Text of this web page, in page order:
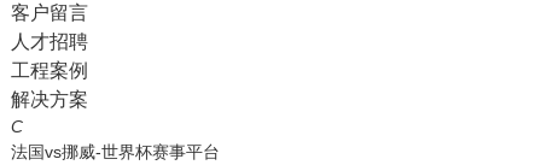
客户留言
人才招聘
工程案例
解决方案
C
法国vs挪威-世界杯赛事平台